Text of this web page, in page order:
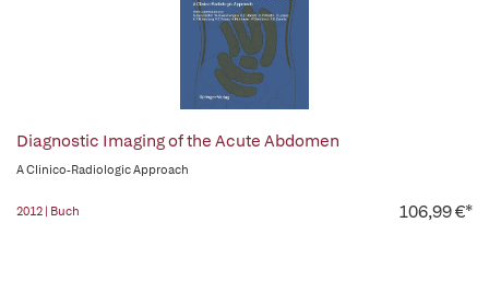
Diagnostic Imaging of the Acute Abdomen
A Clinico-Radiologic Approach
2012 | Buch 106,99 €*